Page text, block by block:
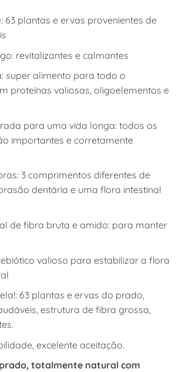
63 plantas e ervas provenientes de
revitalizantes e calmantes
super alimento para todo o
proteínas valiosas, oligoelementos e
para uma vida longa: todos os
importantes e corretamente
3 comprimentos diferentes de
dentária e uma flora intestinal
de fibra bruta e amido: para manter
valioso para estabilizar a flora
63 plantas e ervas do prado,
estrutura de fibra grossa,
excelente aceitação.
totalmente natural com